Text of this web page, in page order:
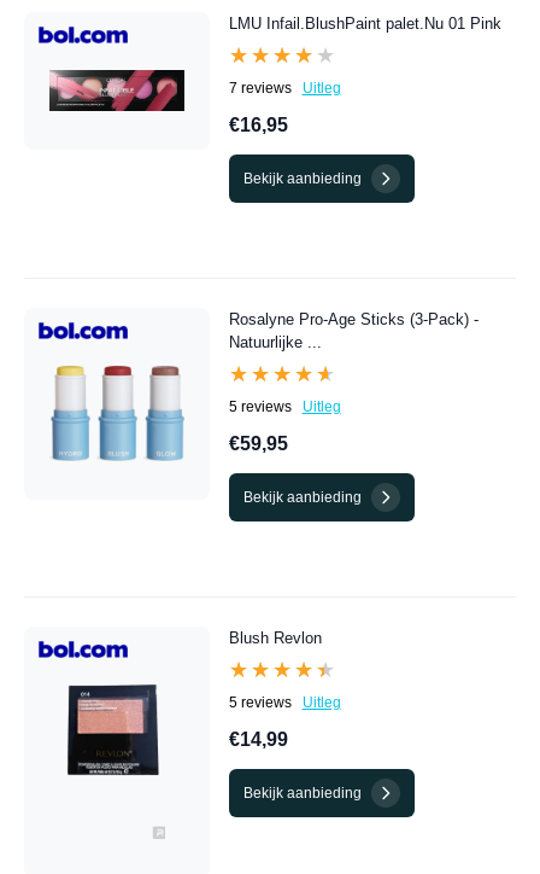
LMU Infail.BlushPaint palet.Nu 01 Pink
★★★★★
★★★★★
7 reviews Uitleg
€16,95
Bekijk aanbieding
Rosalyne Pro-Age Sticks (3-Pack) -
Natuurlijke ...
★★★★★
★★★★★
5 reviews Uitleg
€59,95
Bekijk aanbieding
Blush Revlon
★★★★★
★★★★★
5 reviews Uitleg
€14,99
Bekijk aanbieding